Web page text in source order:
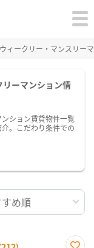
ィークリー・マンスリー
ーマンション情
ション賃貸物件一覧
。こだわり条件での